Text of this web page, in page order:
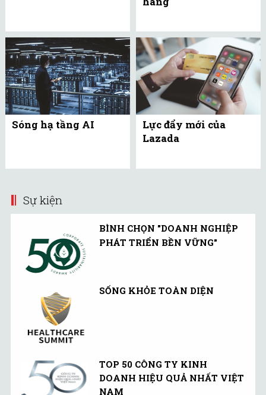
Sóng hạ tầng AI
Lực đẩy mới của
Lazada
Sự kiện
BÌNH CHỌN "DOANH NGHIỆP
PHÁT TRIỂN BỀN VỮNG"
SỐNG KHỎE TOÀN DIỆN
TOP 50 CÔNG TY KINH
DOANH HIỆU QUẢ NHẤT VIỆT
NAM